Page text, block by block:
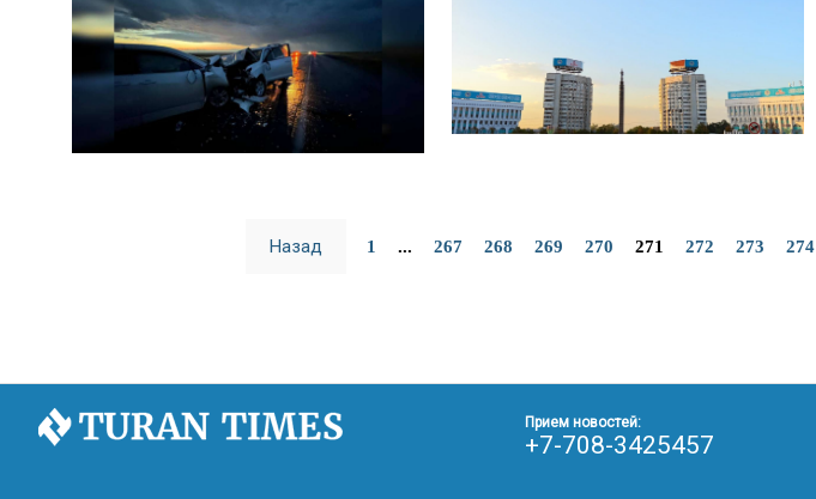
Назад 1 ... 267 268 269 270 271 272 273 274
Прием новостей:
+7-708-3425457